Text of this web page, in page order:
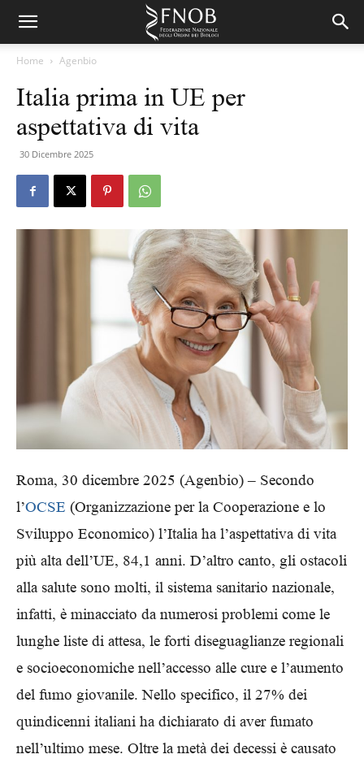
Home Agenbio
Italia prima in UE per
aspettativa di vita
30 Dicembre 2025
Roma, 30 dicembre 2025 (Agenbio) – Secondo
l’OCSE (Organizzazione per la Cooperazione e lo
Sviluppo Economico) l’Italia ha l’aspettativa di vita
più alta dell’UE, 84,1 anni. D’altro canto, gli ostacoli
alla salute sono molti, il sistema sanitario nazionale,
infatti, è minacciato da numerosi problemi come le
lunghe liste di attesa, le forti diseguaglianze regionali
e socioeconomiche nell’accesso alle cure e l’aumento
del fumo giovanile. Nello specifico, il 27% dei
quindicenni italiani ha dichiarato di aver fumato
nell’ultimo mese. Oltre la metà dei decessi è causato